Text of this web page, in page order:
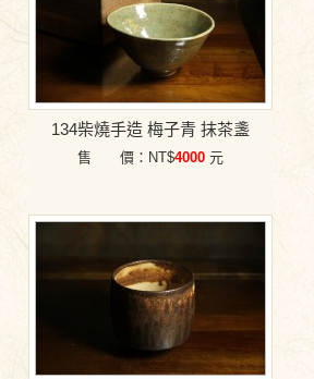
134柴燒手造 梅子青 抹茶盞
售 價：NT$4000 元